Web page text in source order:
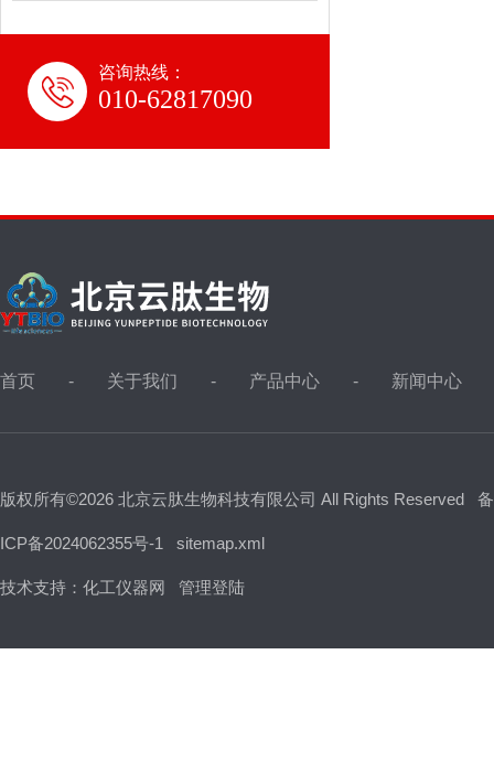
咨询热线：
010-62817090
首页 关于我们 产品中心 新闻中心
版权所有©2026 北京云肽生物科技有限公司 All Rights Reserved
ICP备2024062355号-1 sitemap.xml
技术支持： 化工仪器网 管理登陆